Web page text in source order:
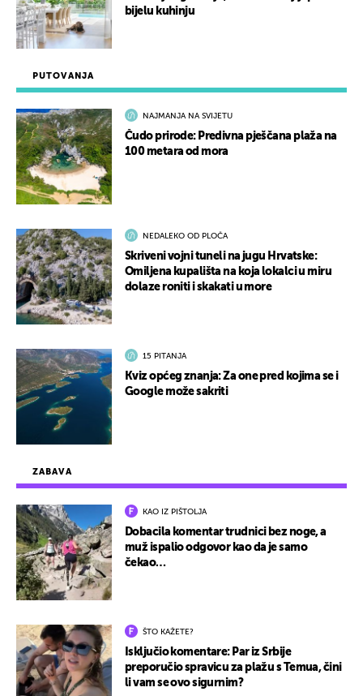
ZABAVA
KAO IZ PIŠTOLJA
Dobacila komentar trudnici bez noge, a
muž ispalio odgovor kao da je samo
čekao…
ŠTO KAŽETE?
Isključio komentare: Par iz Srbije
preporučio spravicu za plažu s Temua, čini
li vam se ovo sigurnim?
PUTOVANJA
NAJMANJA NA SVIJETU
Čudo prirode: Predivna pješčana plaža na
100 metara od mora
NEDALEKO OD PLOČA
Skriveni vojni tuneli na jugu Hrvatske:
Omiljena kupališta na koja lokalci u miru
dolaze roniti i skakati u more
15 PITANJA
Kviz općeg znanja: Za one pred kojima se i
Google može sakriti
bijelu kuhinju